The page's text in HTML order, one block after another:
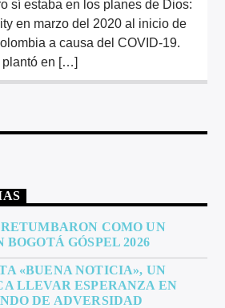
sí estaba en los planes de Dios:
en marzo del 2020 al inicio de
a causa del COVID-19.
plantó en […]
COMO UN
GÓSPEL 2026
«BUENA NOTICIA», UN
LLEVAR ESPERANZA EN
DE ADVERSIDAD